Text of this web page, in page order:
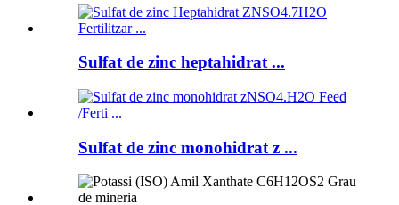
Sulfat de zinc heptahidrat ...
Sulfat de zinc monohidrat z ...